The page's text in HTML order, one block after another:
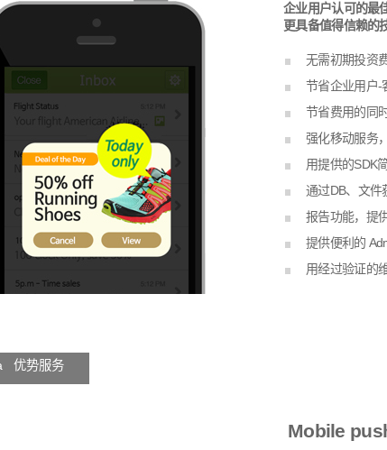
企业用户认可的最
更具备值得信赖的
无需初期投资
节省企业用户-
节省费用的同
强化移动服务
用提供的SDK
通过DB、文件
报告功能，提
提供便利的
用经过验证的
优势服务
Mobile